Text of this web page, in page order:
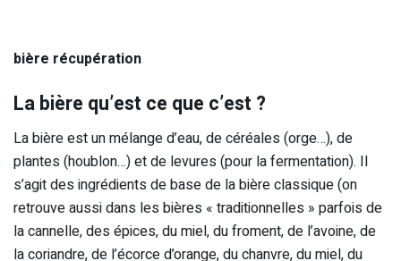
bière récupération
La bière qu’est ce que c’est ?
La bière est un mélange d’eau, de céréales (orge…), de
plantes (houblon…) et de levures (pour la fermentation). Il
s’agit des ingrédients de base de la bière classique (on
retrouve aussi dans les bières « traditionnelles » parfois de
la cannelle, des épices, du miel, du froment, de l’avoine, de
la coriandre, de l’écorce d’orange, du chanvre, du miel, du